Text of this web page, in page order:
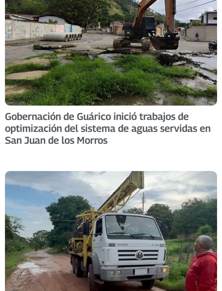
Gobernación de Guárico inició trabajos de
optimización del sistema de aguas servidas en
San Juan de los Morros